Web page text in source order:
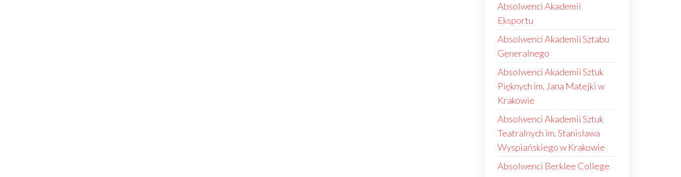
Absolwenci Akademii
Eksportu
Absolwenci Akademii Sztabu
Generalnego
Absolwenci Akademii Sztuk
Pięknych im. Jana Matejki w
Krakowie
Absolwenci Akademii Sztuk
Teatralnych im. Stanisława
Wyspiańskiego w Krakowie
Absolwenci Berklee College